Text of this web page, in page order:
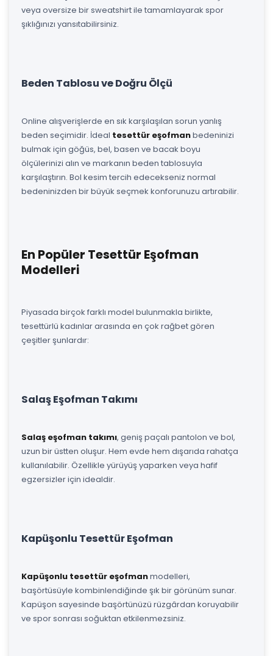
veya oversize bir sweatshirt ile tamamlayarak spor
şıklığınızı yansıtabilirsiniz.
Beden Tablosu ve Doğru Ölçü
Online alışverişlerde en sık karşılaşılan sorun yanlış
beden seçimidir. İdeal tesettür eşofmanbedeninizi
bulmak için göğüs, bel, basen ve bacak boyu
ölçülerinizi alın ve markanın beden tablosuyla
karşılaştırın. Bol kesim tercih edecekseniz normal
bedeninizden bir büyük seçmek konforunuzu artırabilir.
En Popüler Tesettür Eşofman
Modelleri
Piyasada birçok farklı model bulunmakla birlikte,
tesettürlü kadınlar arasında en çok rağbet gören
çeşitler şunlardır:
Salaş Eşofman Takımı
Salaş eşofman takımı, geniş paçalı pantolon ve bol,
uzun bir üstten oluşur. Hem evde hem dışarıda rahatça
kullanılabilir. Özellikle yürüyüş yaparken veya hafif
egzersizler için idealdir.
Kapüşonlu Tesettür Eşofman
Kapüşonlu tesettür eşofmanmodelleri,
başörtüsüyle kombinlendiğinde şık bir görünüm sunar.
Kapüşon sayesinde başörtünüzü rüzgârdan koruyabilir
ve spor sonrası soğuktan etkilenmezsiniz.